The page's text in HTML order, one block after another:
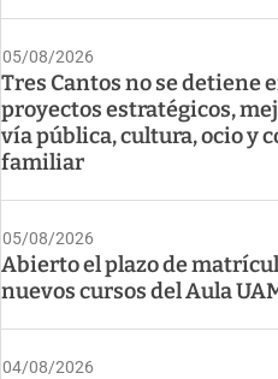
05/08/2026
Tres Cantos no se detiene
proyectos estratégicos,
vía pública, cultura, ocio y
familiar
05/08/2026
Abierto el plazo de
nuevos cursos del Aula
04/08/2026